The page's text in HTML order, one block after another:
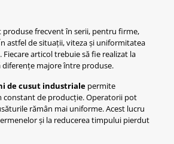
produse frecvent în serii, pentru firme,
astfel de situații, viteza și uniformitatea
articol trebuie să fie realizat la
diferențe majore între produse.
de cusut industriale permite
constant de producție. Operatorii pot
rămân mai uniforme. Acest lucru
și la reducerea timpului pierdut